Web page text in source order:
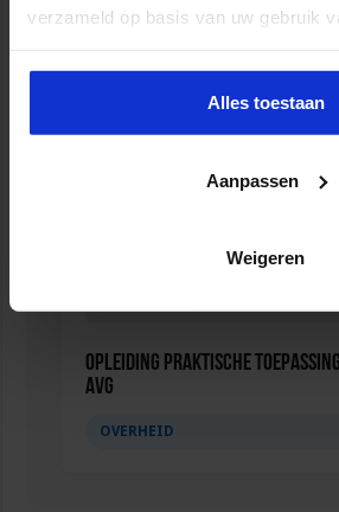
verzameld op basis van uw gebruik
Alles toestaan
Aanpassen
Weigeren
ZORG
Opleiding Praktische
AVG
OVERHEID